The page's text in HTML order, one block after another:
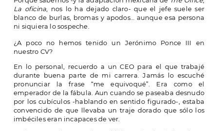
La oficina , nos lo ha dejado claro- que el jefe suele ser
blanco de burlas, bromas y apodos… aunque esa persona
ni siquiera lo sospeche.
¿A poco no hemos tenido un Jerónimo Ponce III en
nuestro CV?
En lo personal, recuerdo a un CEO para el que trabajé
durante buena parte de mi carrera. Jamás lo escuché
pronunciar la frase “me equivoqué”. Era como el
emperador de la fábula. Aun cuando se paseaba desnudo
por los cubículos -hablando en sentido figurado-, estaba
convencido de que llevaba un traje dorado que sólo los
imbéciles eran incapaces de ver.